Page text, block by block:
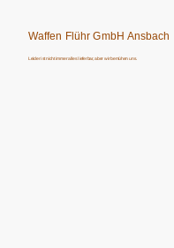
Waffen Flühr GmbH Ansbach
Leider ist nicht immer alles lieferbar, aber wir bemühen uns.